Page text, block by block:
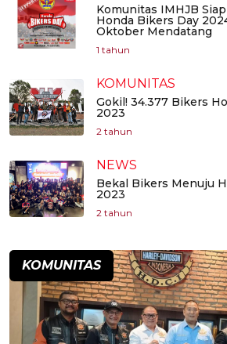
Komunitas IMHJB
Honda Bikers Day
Oktober Mendatang
1 tahun
KOMUNITAS
Gokil! 34.377 Bikers
2023
2 tahun
NEWS
Bekal Bikers Menuju
2023
2 tahun
KOMUNITAS